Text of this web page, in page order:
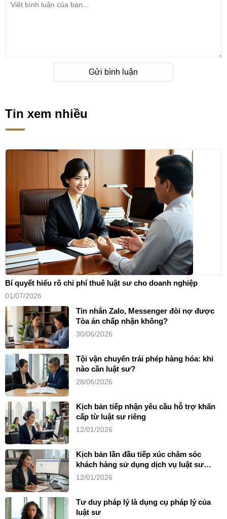
Gửi bình luận
Tin xem nhiều
Bí quyết hiểu rõ chi phí thuê luật sư cho doanh nghiệp
01/07/2026
Tin nhắn Zalo, Messenger đòi nợ được
Tòa án chấp nhận không?
30/06/2026
Tội vận chuyển trái phép hàng hóa: khi
nào cần luật sư?
28/06/2026
Kịch bản tiếp nhận yêu cầu hỗ trợ khẩn
cấp từ luật sư riêng
12/01/2026
Kịch bản lần đầu tiếp xúc chăm sóc
khách hàng sử dụng dịch vụ luật sư
riêng
12/01/2026
Tư duy pháp lý là dụng cụ pháp lý của
luật sư